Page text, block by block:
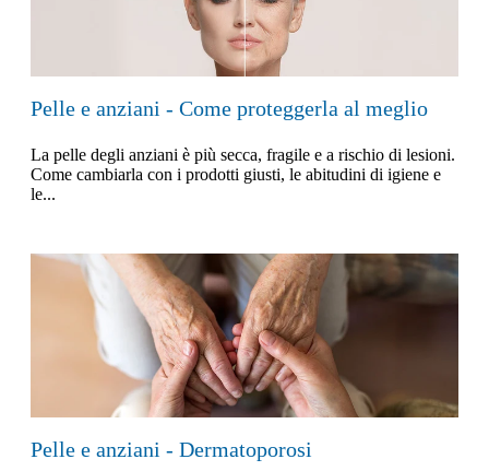
Pelle e anziani - Come proteggerla al meglio
La pelle degli anziani è più secca, fragile e a rischio di lesioni.
Come cambiarla con i prodotti giusti, le abitudini di igiene e
le...
Pelle e anziani - Dermatoporosi